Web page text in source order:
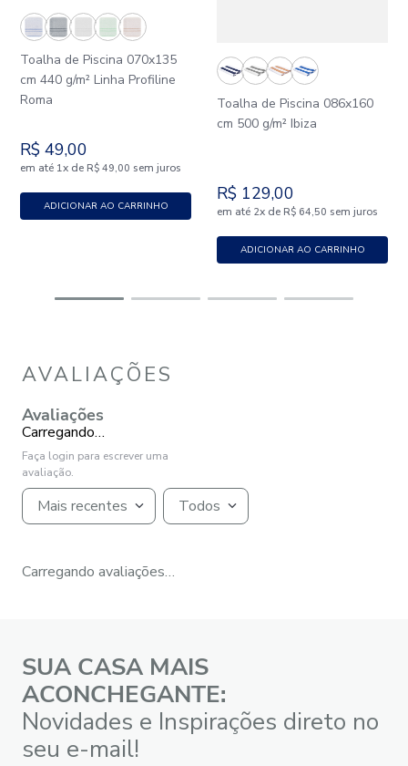
Toalha de Piscina 070x135
cm 440 g/m² Linha Profiline
Roma
R$ 49,00
em até 1x de R$ 49,00 sem juros
ADICIONAR AO CARRINHO
Toalha de Piscina 086x160
cm 500 g/m² Ibiza
R$ 129,00
em até 2x de R$ 64,50 sem juros
ADICIONAR AO CARRINHO
AVALIAÇÕES
Avaliações
Carregando…
Faça login para escrever uma
avaliação.
Mais recentes Todos
Carregando avaliações…
SUA CASA MAIS
ACONCHEGANTE:
Novidades e Inspirações direto no
seu e-mail!